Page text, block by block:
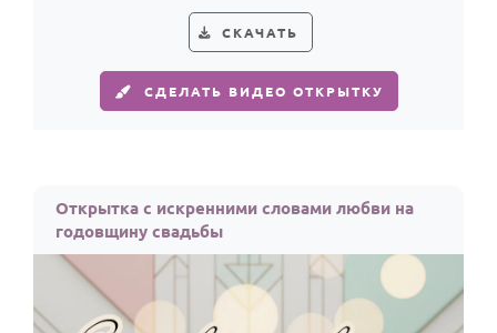
СКАЧАТЬ
СДЕЛАТЬ ВИДЕО ОТКРЫТКУ
Открытка с искренними словами любви на
годовщину свадьбы